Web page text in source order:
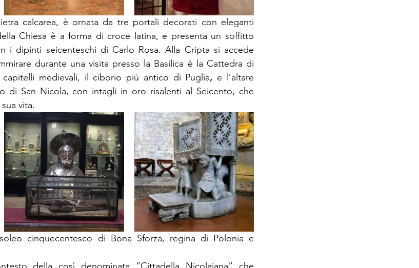
calcarea, è ornata da tre portali decorati con eleganti
Chiesa è a forma di croce latina, e presenta un soffitto
i dipinti seicenteschi di Carlo Rosa. Alla Cripta si accede
durante una visita presso la Basilica è la Cattedra di
medievali, il ciborio più antico di Puglia, e l’altare
di San Nicola, con intagli in oro risalenti al Seicento, che
vita.
cinquecentesco di Bona Sforza, regina di Polonia e